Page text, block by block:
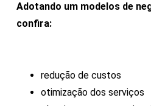
Adotando um modelos de
confira:
redução de custos
otimização dos serviços